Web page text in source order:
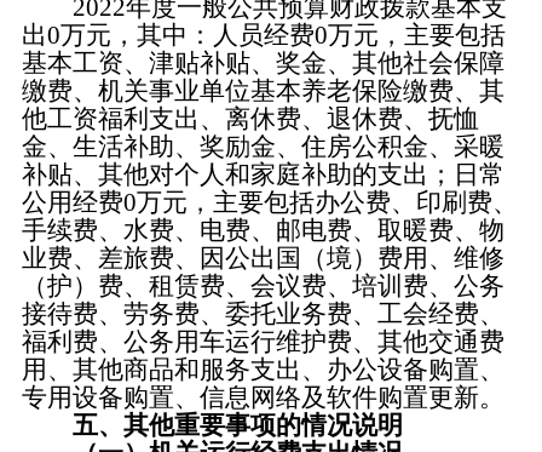
2022年度一般公共预算财政拨款基本支
出0万元，其中：人员经费0万元，主要包括
基本工资、津贴补贴、奖金、其他社会保障
缴费、机关事业单位基本养老保险缴费、其
他工资福利支出、离休费、退休费、抚恤
金、生活补助、奖励金、住房公积金、采暖
补贴、其他对个人和家庭补助的支出；日常
公用经费0万元，主要包括办公费、印刷费、
手续费、水费、电费、邮电费、取暖费、物
业费、差旅费、因公出国（境）费用、维修
（护）费、租赁费、会议费、培训费、公务
接待费、劳务费、委托业务费、工会经费、
福利费、公务用车运行维护费、其他交通费
用、其他商品和服务支出、办公设备购置、
专用设备购置、信息网络及软件购置更新。
五、其他重要事项的情况说明